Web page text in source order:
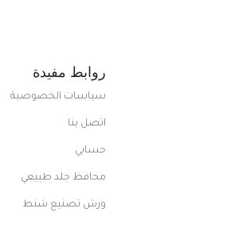
روابط مفيدة
سياسات الخصوصية
اتصل بنا
حسابي
محافظ جلد طبيعي
ورش تصنيع شنط